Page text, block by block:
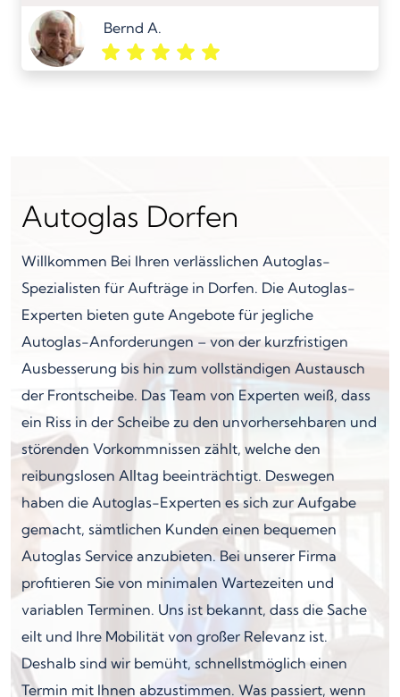
Bernd A.
Autoglas Dorfen
Willkommen Bei Ihren verlässlichen Autoglas-
Spezialisten für Aufträge in Dorfen. Die Autoglas-
Experten bieten gute Angebote für jegliche
Autoglas-Anforderungen – von der kurzfristigen
Ausbesserung bis hin zum vollständigen Austausch
der Frontscheibe. Das Team von Experten weiß, dass
ein Riss in der Scheibe zu den unvorhersehbaren und
störenden Vorkommnissen zählt, welche den
reibungslosen Alltag beeinträchtigt. Deswegen
haben die Autoglas-Experten es sich zur Aufgabe
gemacht, sämtlichen Kunden einen bequemen
Autoglas Service anzubieten. Bei unserer Firma
profitieren Sie von minimalen Wartezeiten und
variablen Terminen. Uns ist bekannt, dass die Sache
eilt und Ihre Mobilität von großer Relevanz ist.
Deshalb sind wir bemüht, schnellstmöglich einen
Termin mit Ihnen abzustimmen. Was passiert, wenn